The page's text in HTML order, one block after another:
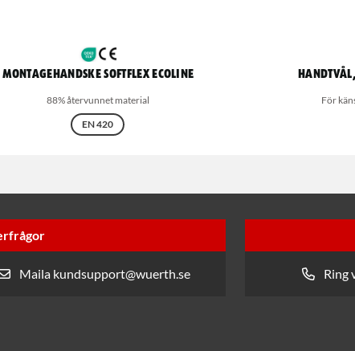
Montagehandske Softflex Ecoline
88% återvunnet material
EN 420
För
Maila kundsupport@wuerth.se Ring